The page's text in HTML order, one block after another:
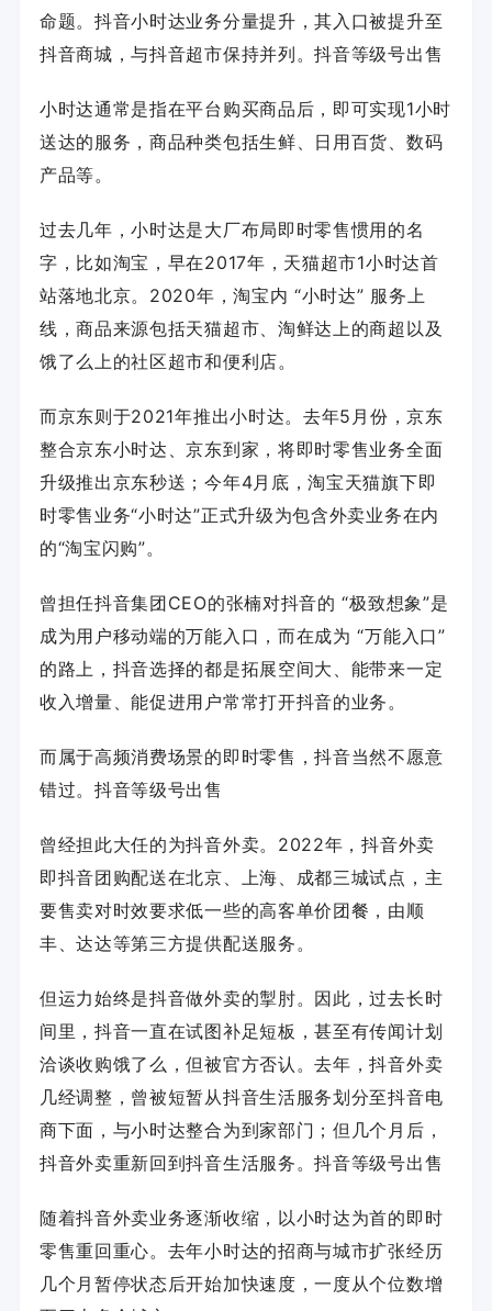
命题。抖音小时达业务分量提升，其入口被提升至
抖音商城，与抖音超市保持并列。抖音等级号出售
小时达通常是指在平台购买商品后，即可实现1小时
送达的服务，商品种类包括生鲜、日用百货、数码
产品等。
过去几年，小时达是大厂布局即时零售惯用的名
字，比如淘宝，早在2017年，天猫超市1小时达首
站落地北京。2020年，淘宝内 “小时达” 服务上
线，商品来源包括天猫超市、淘鲜达上的商超以及
饿了么上的社区超市和便利店。
而京东则于2021年推出小时达。去年5月份，京东
整合京东小时达、京东到家，将即时零售业务全面
升级推出京东秒送；今年4月底，淘宝天猫旗下即
时零售业务“小时达”正式升级为包含外卖业务在内
的“淘宝闪购”。
曾担任抖音集团CEO的张楠对抖音的 “极致想象”是
成为用户移动端的万能入口，而在成为 “万能入口”
的路上，抖音选择的都是拓展空间大、能带来一定
收入增量、能促进用户常常打开抖音的业务。
而属于高频消费场景的即时零售，抖音当然不愿意
错过。 抖音等级号出售
曾经担此大任的为抖音外卖。2022年，抖音外卖
即抖音团购配送在北京、上海、成都三城试点，主
要售卖对时效要求低一些的高客单价团餐，由顺
丰、达达等第三方提供配送服务。
但运力始终是抖音做外卖的掣肘。因此，过去长时
间里，抖音一直在试图补足短板，甚至有传闻计划
洽谈收购饿了么，但被官方否认。去年，抖音外卖
几经调整，曾被短暂从抖音生活服务划分至抖音电
商下面，与小时达整合为到家部门；但几个月后，
抖音外卖重新回到抖音生活服务。抖音等级号出售
随着抖音外卖业务逐渐收缩，以小时达为首的即时
零售重回重心。去年小时达的招商与城市扩张经历
几个月暂停状态后开始加快速度，一度从个位数增